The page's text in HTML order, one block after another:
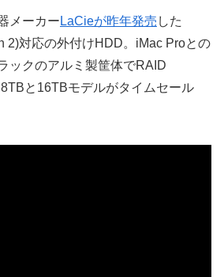
メーカー LaCieが昨年発売 した
2)対応の外付けHDD。iMac Proとの
ックのアルミ製筐体でRAID
と16TBモデルがタイムセール